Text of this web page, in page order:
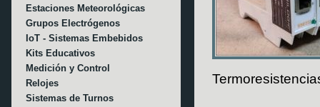
Estaciones Meteorológicas
Grupos Electrógenos
IoT - Sistemas Embebidos
Kits Educativos
Medición y Control
Relojes
Sistemas de Turnos